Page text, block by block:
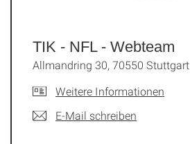
TIK - NFL - Webteam
Allmandring 30, 70550 Stuttgart
Weitere Informationen
E-Mail schreiben